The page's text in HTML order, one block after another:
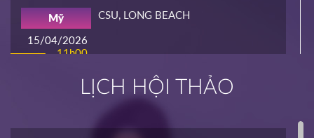
15/04/2026
11h00
Mỹ CSU, LONG BEACH
LỊCH HỘI THẢO